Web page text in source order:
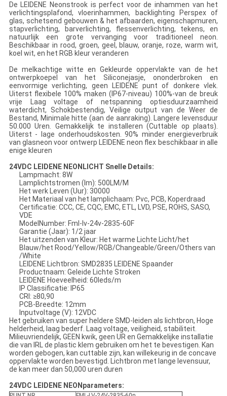
De LEIDENE Neonstrook is perfect voor de inhammen van het
verlichtingsplafond, vloerinhammen, backlighting Perspex of
glas, schetsend gebouwen & het afbaarden, eigenschapmuren,
stapverlichting, barverlichting, flessenverlichting, tekens, en
natuurlijk een grote vervanging voor traditioneel neon.
Beschikbaar in rood, groen, geel, blauw, oranje, roze, warm wit,
koel wit, en het RGB kleur veranderen
De melkachtige witte en Gekleurde oppervlakte van de het
ontwerpkoepel van het Siliconejasje, ononderbroken en
eenvormige verlichting, geen LEIDENE punt of donkere vlek.
Uiterst flexibele 100% maken (IP67-niveau) 100%-van de breuk
vrije Laag voltage of netspanning optiesduurzaamheid
waterdicht, Schokbestendig, Veilige output van de Weer de
Bestand, Minimale hitte (aan de aanraking). Langere levensduur
50.000 Uren. Gemakkelijk te installeren (Cuttable op plaats).
Uiterst - lage onderhoudskosten. 90% minder energieverbruik
van glasneon voor ontwerp LEIDENE neon flex beschikbaar in alle
enige kleuren
24VDC LEIDENE NEONLICHT Snelle Details:
Lampmacht: 8W
Lamplichtstromen (lm): 500LM/M
Het werk Leven (Uur): 30000
Het Materiaal van het lamplichaam: Pvc, PCB, Koperdraad
Certificatie: CCC, CE, CQC, EMC, ETL, LVD, PSE, ROHS, SASO,
VDE
ModelNumber: Fml-lv-24v-2835-60F
Garantie (Jaar): 1/2 jaar
Het uitzenden van Kleur: Het warme Lichte Licht/het
Blauw/het Rood/Yellow/RGB/Changeable/Green/Others van
/White
LEIDENE Lichtbron: SMD2835 LEIDENE Spaander
Productnaam: Geleide Lichte Stroken
LEIDENE Hoeveelheid: 60leds/m
IP Classificatie: IP65
CRI: ≥80,90
PCB-Breedte: 12mm
Inputvoltage (V): 12VDC
Het gebruiken van super heldere SMD-leiden als lichtbron, Hoge
helderheid, laag bederf. Laag voltage, veiligheid, stabiliteit.
Milieuvriendelijk, GEEN kwik, geen UR en Gemakkelijke installatie
die van IRL de plastic klem gebruiken om het te bevestigen. Kan
worden gebogen, kan cuttable zijn, kan willekeurig in de concave
oppervlakte worden bevestigd. Lichtbron met lange levensuur,
de kan meer dan 50,000 uren duren
24VDC LEIDENE NEONparameters: